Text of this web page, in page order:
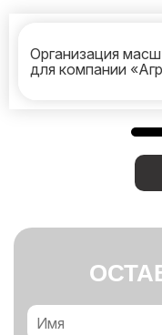
Организация
для компании